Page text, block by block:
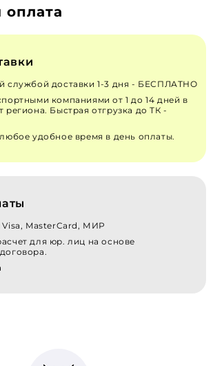
оплата
службой доставки 1-3 дня - БЕСПЛАТНО
компаниями от 1 до 14 дней в
региона. Быстрая отгрузка до ТК -
удобное время в день оплаты.
Visa, MasterCard, МИР
для юр. лиц на основе